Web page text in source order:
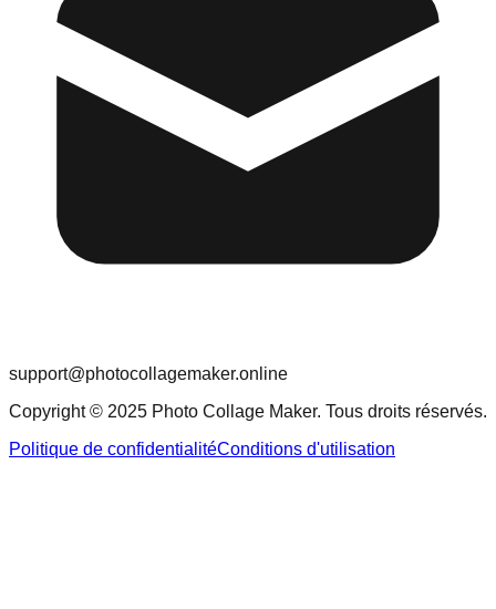
support@photocollagemaker.online
Copyright © 2025 Photo Collage Maker. Tous droits réservés.
Politique de confidentialitéConditions d'utilisation